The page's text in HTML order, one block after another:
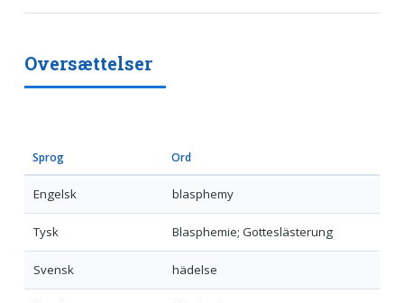
Oversættelser
Sprog Ord
Engelsk blasphemy
Tysk Blasphemie; Gotteslästerung
Svensk hädelse